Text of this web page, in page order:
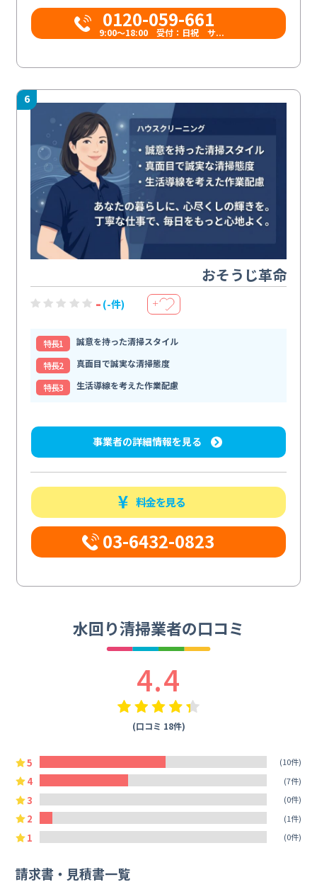
0120-059-661
9:00〜18:00 受付：日祝 サ...
6
おそうじ革命
- (-件) ＋
特⻑1
誠意を持った清掃スタイル
特⻑2
真面目で誠実な清掃態度
特⻑3
生活導線を考えた作業配慮
事業者の詳細情報を見る
料金を見る
03-6432-0823
水回り清掃業者の口コミ
4.4
(口コミ 18件)
5 (10件)
4 (7件)
3 (0件)
2 (1件)
1 (0件)
請求書・見積書一覧